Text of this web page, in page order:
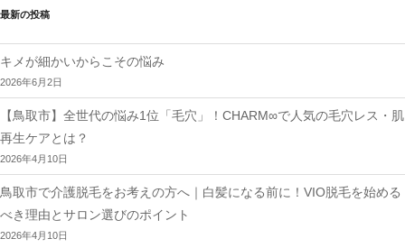
ー
シ
最新の投稿
キメが細かいからこその悩み
2026年6月2日
【鳥取市】全世代の悩み1位「毛穴」！CHARM∞で人気の毛穴レス・肌
再生ケアとは？
2026年4月10日
鳥取市で介護脱毛をお考えの方へ｜白髪になる前に！VIO脱毛を始める
べき理由とサロン選びのポイント
2026年4月10日